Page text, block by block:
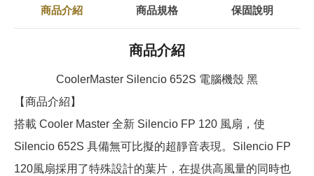
商品介紹 商品規格 保固說明
商品介紹
CoolerMaster Silencio 652S 電腦機殼 黑
【商品介紹】
搭載 Cooler Master 全新 Silencio FP 120 風扇，使
Silencio 652S 具備無可比擬的超靜音表現。Silencio FP
120風扇採用了特殊設計的葉片，在提供高風量的同時也